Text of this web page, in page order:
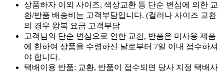
상품하자 이외 사이즈, 색상교환 등 단순 변심에 의한 교
환/반품 배송비는 고객부담입니다. (컬러나 사이즈 교환
의 경우 왕복 요금 고객부담
고객님의 단순 변심으로 인한 교환, 반품은 미사용 제품
에 한하여 상품을 수령하신 날로부터 7일 이내 접수하셔
야 합니다.
택배이용 반품: 교환, 반품이 접수되면 당사 지정 택배사